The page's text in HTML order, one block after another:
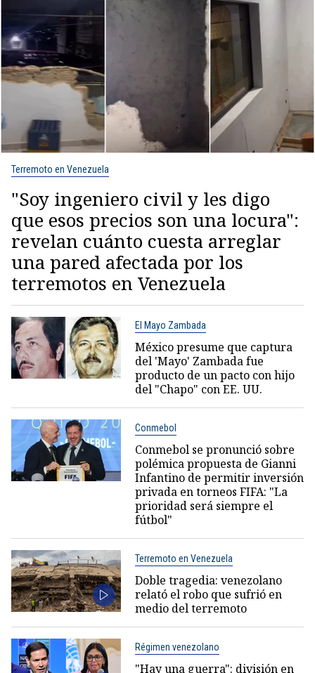
Terremoto en Venezuela
"Soy ingeniero civil y les digo
que esos precios son una locura":
revelan cuánto cuesta arreglar
una pared afectada por los
terremotos en Venezuela
El Mayo Zambada
México presume que captura
del 'Mayo' Zambada fue
producto de un pacto con hijo
del "Chapo" con EE. UU.
Conmebol
Conmebol se pronunció sobre
polémica propuesta de Gianni
Infantino de permitir inversión
privada en torneos FIFA: "La
prioridad será siempre el
fútbol"
Terremoto en Venezuela
Doble tragedia: venezolano
relató el robo que sufrió en
medio del terremoto
Régimen venezolano
"Hay una guerra": división en